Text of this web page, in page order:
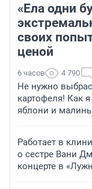
«Ела одни
своих
ценой
6 часов 4 790
Не нужно
картофеля! Как
яблони и
Работает в
о сестре Вани
концерте в